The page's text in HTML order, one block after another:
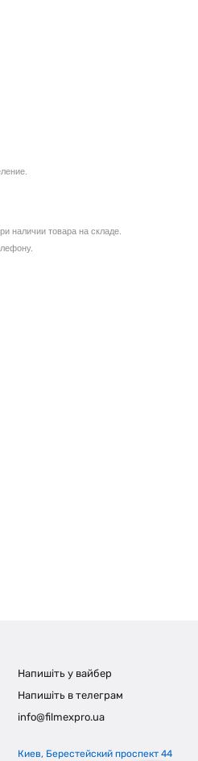
наличии товара на складе.
Напишіть у вайбер
Напишіть в телеграм
info@filmexpro.ua
Киев, Берестейский проспект 44